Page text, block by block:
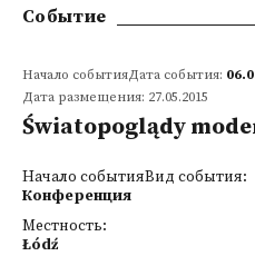
Событие
Начало событияДата события:
Дата размещения: 27.05.2015
Światopoglądy
Начало событияВид события:
Конференция
Местность:
Łódź